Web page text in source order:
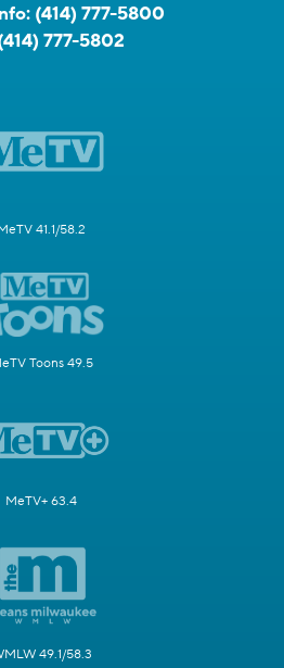
(414) 777-5800
777-5802
41.1/58.2
Toons 49.5
MeTV+ 63.4
49.1/58.3